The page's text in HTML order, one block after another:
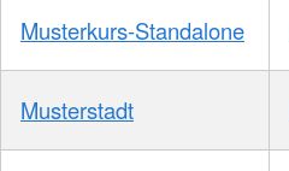
Musterkurs-Standalone
Musterstadt